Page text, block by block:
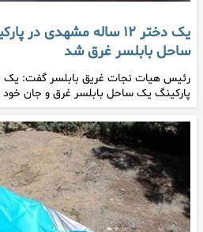
یک دختر ۱۲ ساله مشهدی در
ساحل بابلسر غرق شد
پارکینگ یک ساحل بابلسر غرق و جان خود